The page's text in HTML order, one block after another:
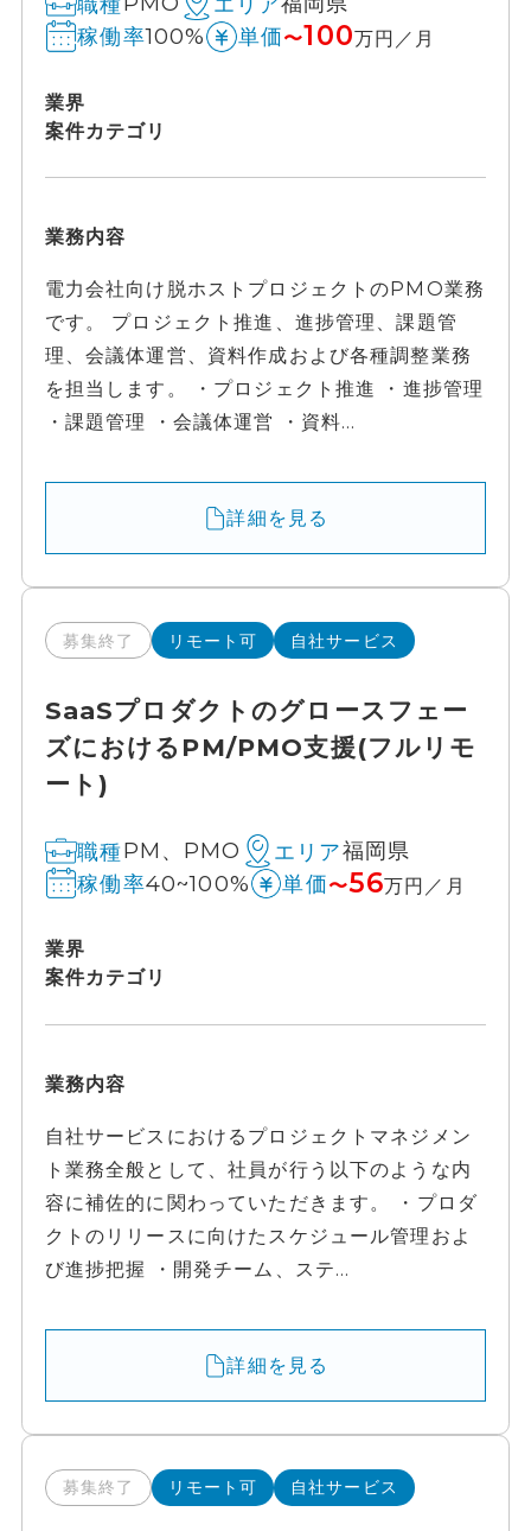
稼働率100% 単価〜100万円／月
業界
案件カテゴリ
業務内容
電力会社向け脱ホストプロジェクトのPMO業務
です。 プロジェクト推進、進捗管理、課題管
理、会議体運営、資料作成および各種調整業務
を担当します。 ・プロジェクト推進 ・進捗管理
・課題管理 ・会議体運営 ・資料...
詳細を見る
募集終了 リモート可 自社サービス
SaaSプロダクトのグロースフェー
ズにおけるPM/PMO支援(フルリモ
ート)
職種PM、PMO エリア福岡県
稼働率40~100% 単価〜56万円／月
業界
案件カテゴリ
業務内容
自社サービスにおけるプロジェクトマネジメン
ト業務全般として、社員が行う以下のような内
容に補佐的に関わっていただきます。 ・プロダ
クトのリリースに向けたスケジュール管理およ
び進捗把握 ・開発チーム、ステ...
詳細を見る
募集終了 リモート可 自社サービス